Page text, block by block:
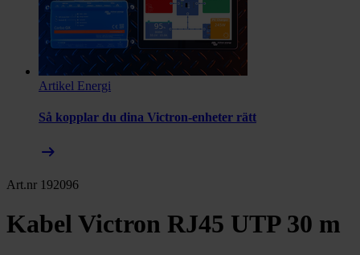
Artikel Energi
Så kopplar du dina Victron-enheter rätt
arrow_right_alt
Art.nr 192096
Kabel Victron RJ45 UTP 30 m